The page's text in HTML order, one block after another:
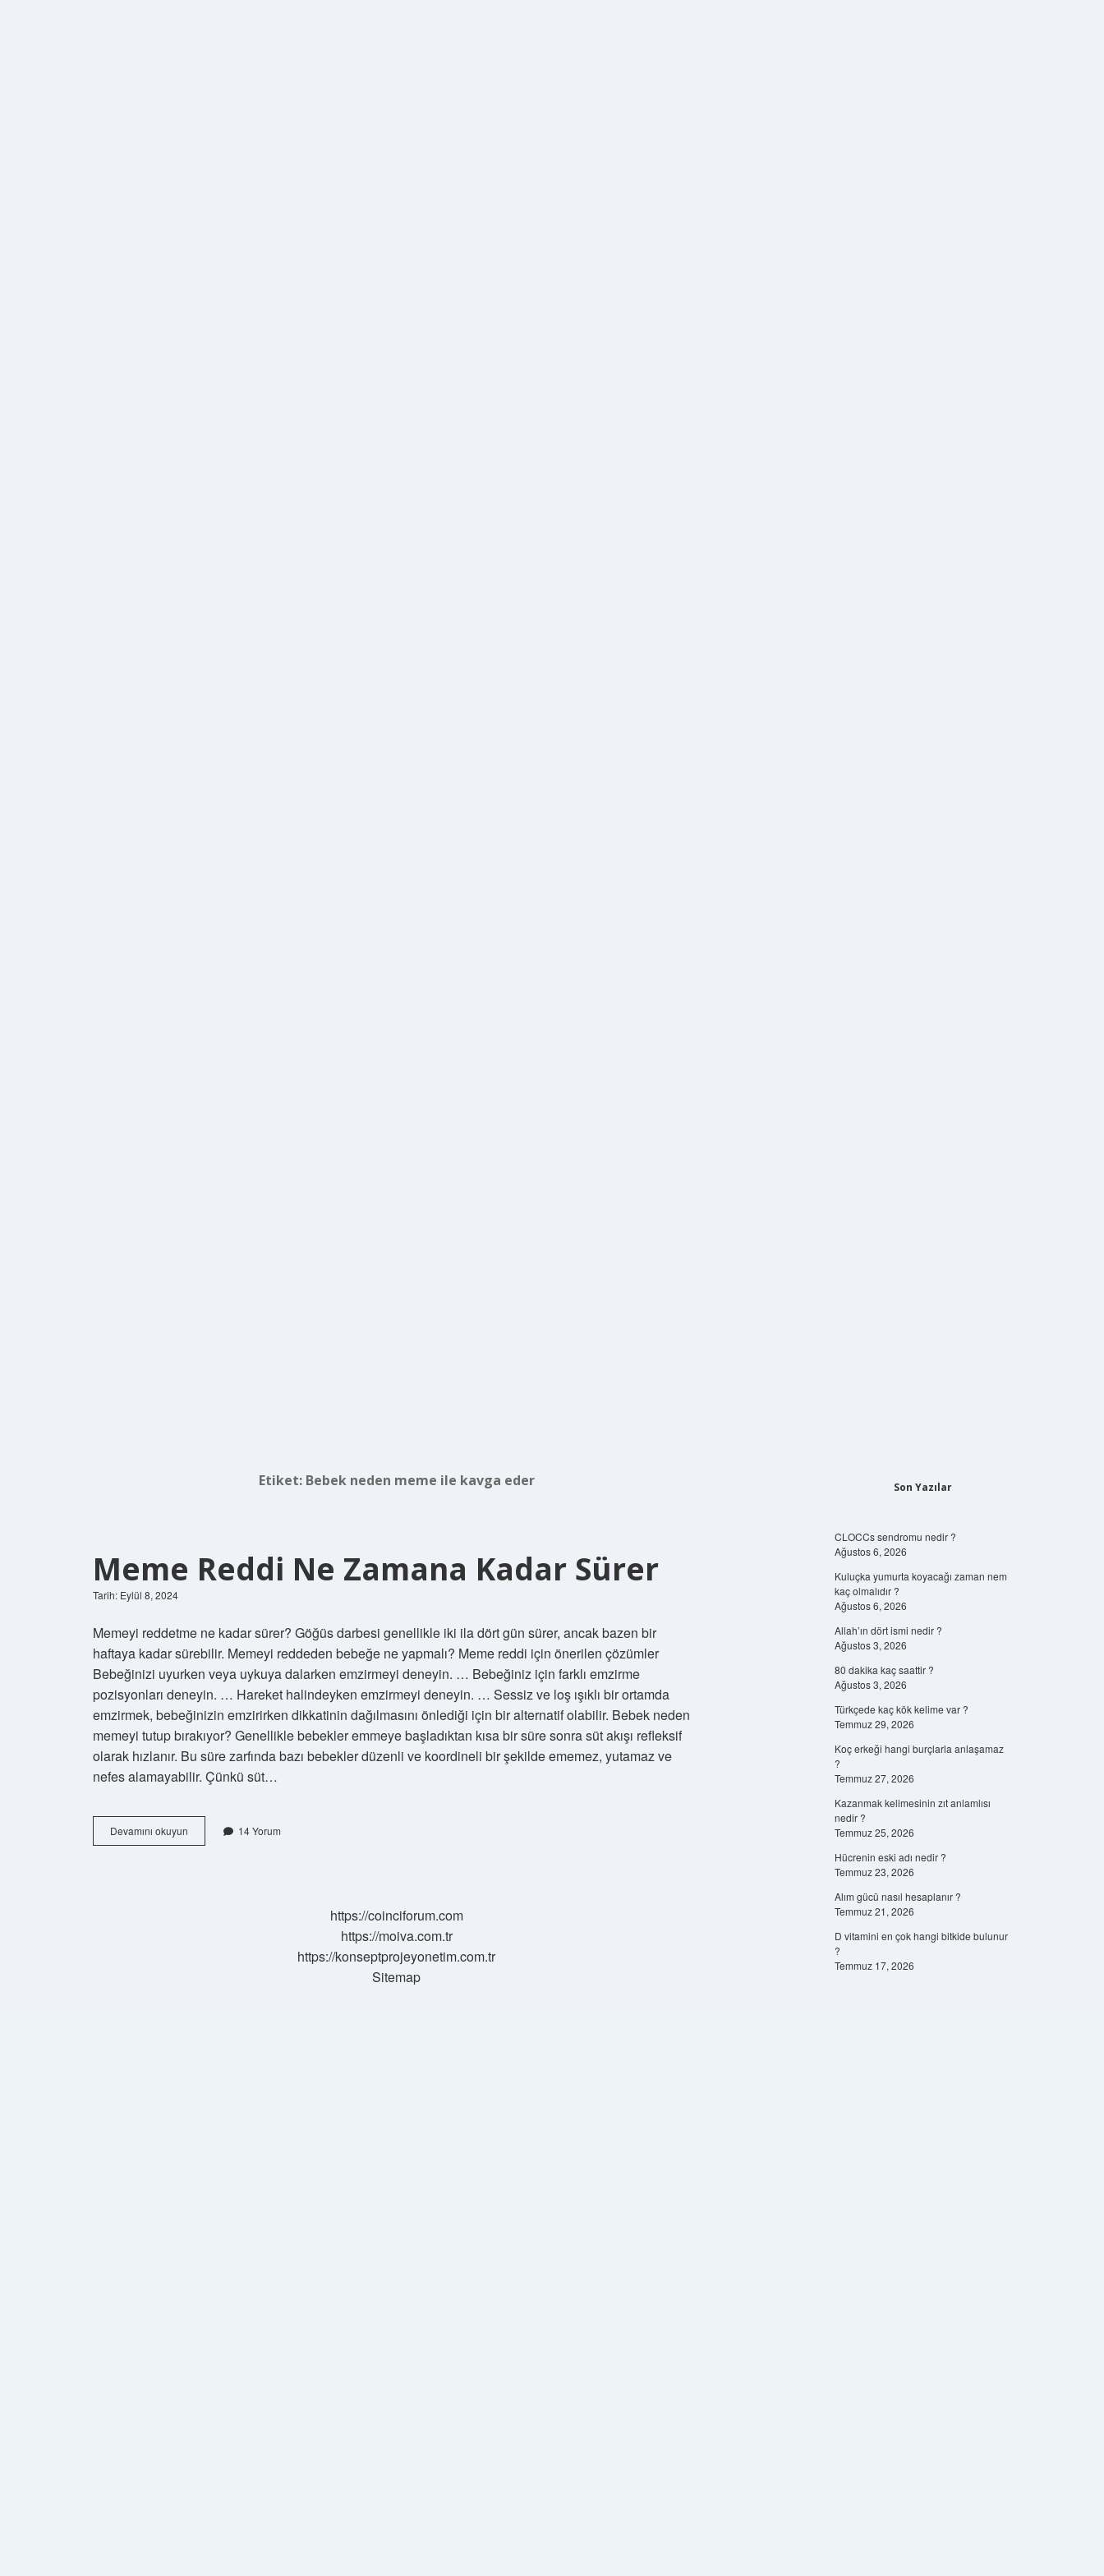
Etiket: Bebek neden meme ile kavga eder
Meme Reddi Ne Zamana Kadar Sürer
Tarih: Eylül 8, 2024
Memeyi reddetme ne kadar sürer? Göğüs darbesi genellikle iki ila dört gün sürer, ancak bazen bir
haftaya kadar sürebilir. Memeyi reddeden bebeğe ne yapmalı? Meme reddi için önerilen çözümler
Bebeğinizi uyurken veya uykuya dalarken emzirmeyi deneyin. … Bebeğiniz için farklı emzirme
pozisyonları deneyin. … Hareket halindeyken emzirmeyi deneyin. … Sessiz ve loş ışıklı bir ortamda
emzirmek, bebeğinizin emzirirken dikkatinin dağılmasını önlediği için bir alternatif olabilir. Bebek neden
memeyi tutup bırakıyor? Genellikle bebekler emmeye başladıktan kısa bir süre sonra süt akışı refleksif
olarak hızlanır. Bu süre zarfında bazı bebekler düzenli ve koordineli bir şekilde ememez, yutamaz ve
nefes alamayabilir. Çünkü süt…
Devamını okuyun
Reddi
14 Yorum
https://coinciforum.com
https://moiva.com.tr
https://konseptprojeyonetim.com.tr
Sitemap
Son Yazılar
CLOCCs sendromu nedir ?
Ağustos 6, 2026
Kuluçka yumurta koyacağı zaman nem
kaç olmalıdır ?
Ağustos 6, 2026
Allah’ın dört ismi nedir ?
Ağustos 3, 2026
80 dakika kaç saattir ?
Ağustos 3, 2026
Türkçede kaç kök kelime var ?
Temmuz 29, 2026
Koç erkeği hangi burçlarla anlaşamaz
?
Temmuz 27, 2026
Kazanmak kelimesinin zıt anlamlısı
nedir ?
Temmuz 25, 2026
Hücrenin eski adı nedir ?
Temmuz 23, 2026
Alım gücü nasıl hesaplanır ?
Temmuz 21, 2026
D vitamini en çok hangi bitkide bulunur
?
Temmuz 17, 2026